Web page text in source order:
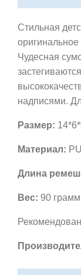
Стильная
Чудесная
надписями.
Размер:
Материал:
Длина
Вес: 90 грамм